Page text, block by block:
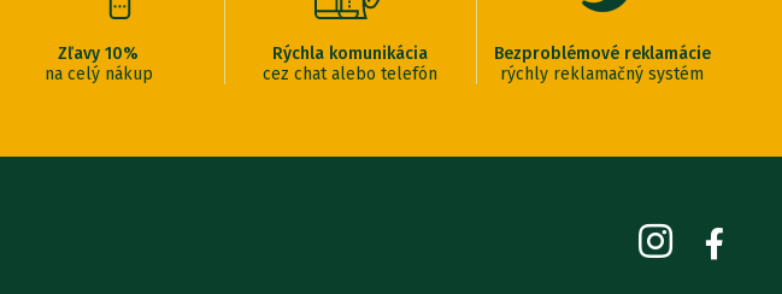
Zľavy 10%
na celý nákup
Rýchla komunikácia
cez chat alebo telefón
Bezproblémové reklamácie
rýchly reklamačný systém